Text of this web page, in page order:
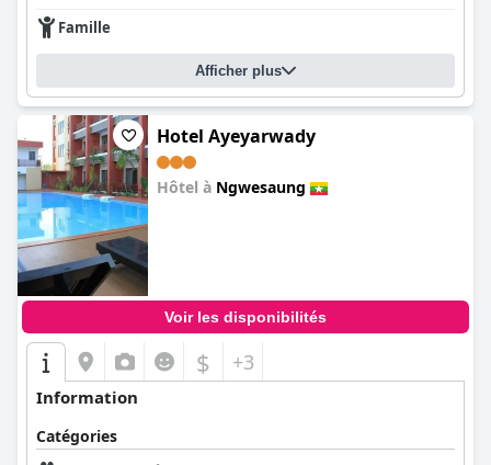
Famille
Afficher plus
Hotel Ayeyarwady
Hôtel à Ngwesaung
Voir les disponibilités
$ +3
Information
Catégories